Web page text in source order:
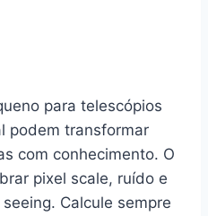
para telescópios
podem transformar
com conhecimento. O
pixel scale, ruído e
Calcule sempre